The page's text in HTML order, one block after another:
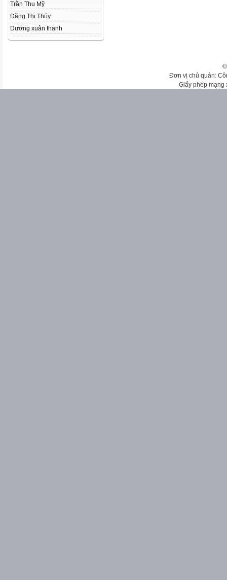
Trần Thu Mỹ
Đặng Thị Thúy
Dương xuân thanh
Đơn vị chủ quản:
Giấy phép mạng